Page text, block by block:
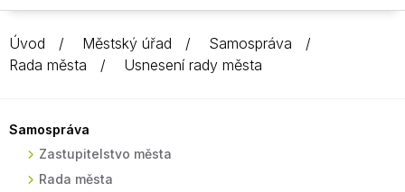
Úvod Městský úřad
Samospráva
Rada města
Usnesení rady města
Samospráva
Zastupitelstvo města
Rada města